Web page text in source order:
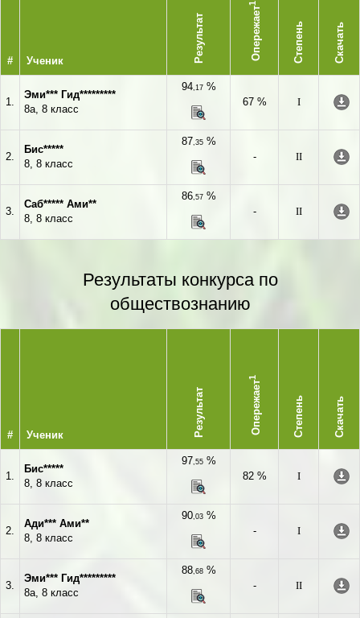
# Ученик Результат Опережает
1
Степень Скачать
1.
Эми*** Гид*********
8а, 8 класс
94,17%
67 %
I
2.
Бис*****
8, 8 класс
87,35%
-
II
3.
Саб***** Ами**
8, 8 класс
86,57%
-
II
Результаты конкурса по
обществознанию
# Ученик Результат Опережает
1
Степень Скачать
1.
Бис*****
8, 8 класс
97,55%
82 %
I
2.
Ади*** Ами**
8, 8 класс
90,03%
-
I
3.
Эми*** Гид*********
8а, 8 класс
88,68%
-
II